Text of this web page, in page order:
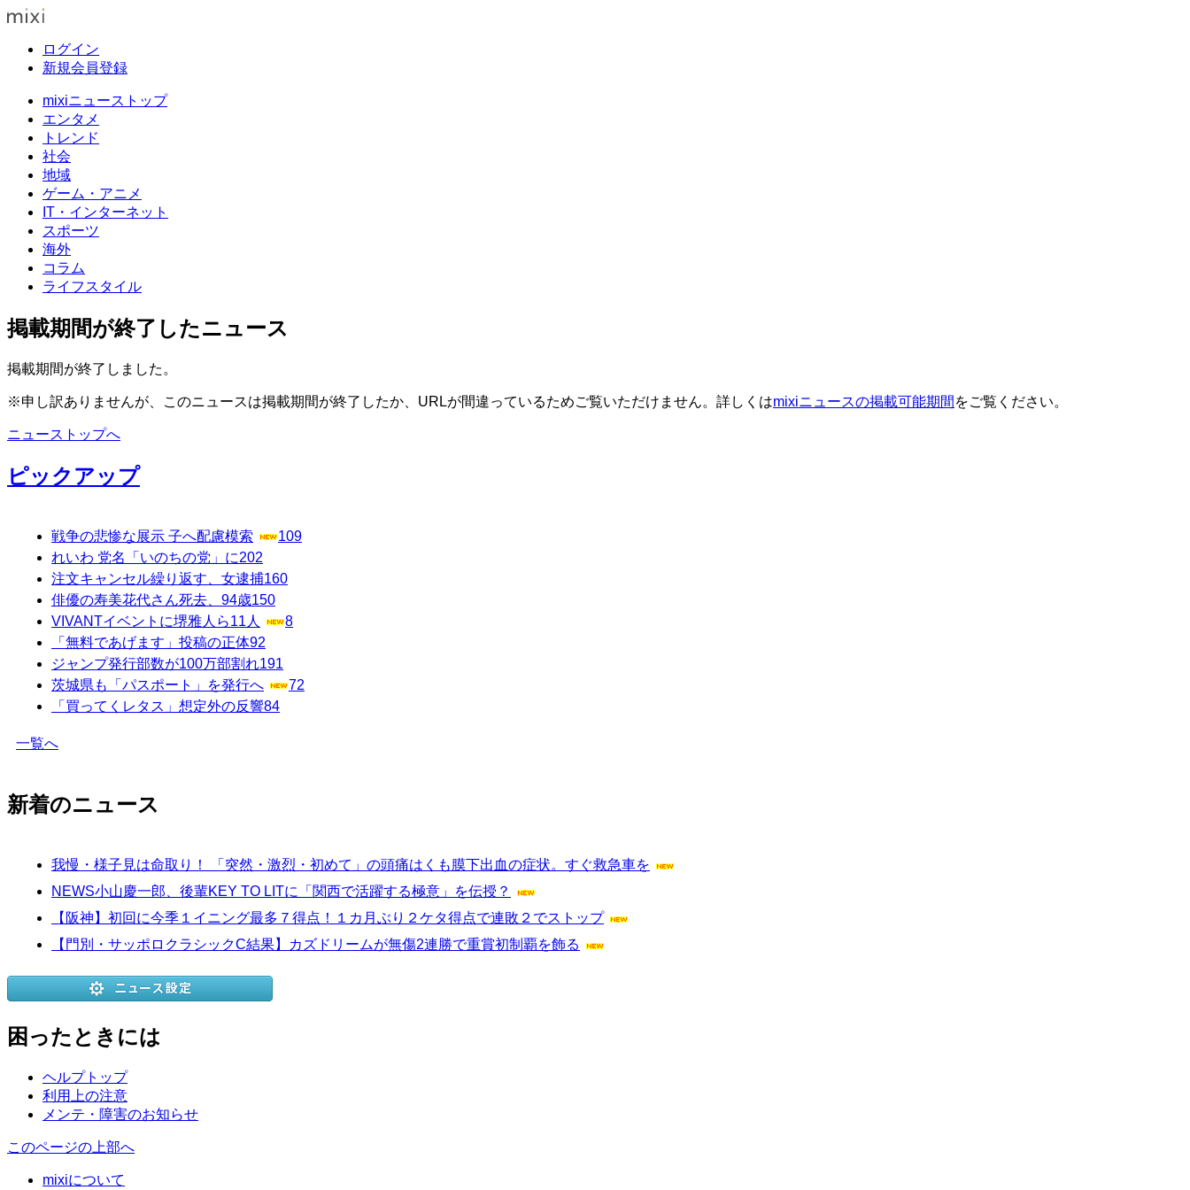
ログイン
新規会員登録
mixiニューストップ
エンタメ
トレンド
社会
地域
ゲーム・アニメ
IT・インターネット
スポーツ
海外
コラム
ライフスタイル
掲載期間が終了したニュース
掲載期間が終了しました。
※申し訳ありませんが、このニュースは掲載期間が終了したか、URLが間違っているためご覧いただけません。詳しくはmixiニュースの掲載可能期間 をご覧ください。
ニューストップへ
ピックアップ
戦争の悲惨な展示 子へ配慮模索
109
れいわ 党名「いのちの党」に202
注文キャンセル繰り返す、女逮捕160
俳優の寿美花代さん死去、94歳150
VIVANTイベントに堺雅人ら11人
8
「無料であげます」投稿の正体92
ジャンプ発行部数が100万部割れ191
茨城県も「パスポート」を発行へ
72
「買ってくレタス」想定外の反響84
一覧へ
新着のニュース
我慢・様子見は命取り！ 「突然・激烈・初めて」の頭痛はくも膜下出血の症状。すぐ救急車を
NEWS小山慶一郎、後輩KEY TO LITに「関西で活躍する極意」を伝授？
【阪神】初回に今季１イニング最多７得点！１カ月ぶり２ケタ得点で連敗２でストップ
【門別・サッポロクラシックC結果】カズドリームが無傷2連勝で重賞初制覇を飾る
困ったときには
ヘルプトップ
利用上の注意
メンテ・障害のお知らせ
このページの上部へ
mixiについて